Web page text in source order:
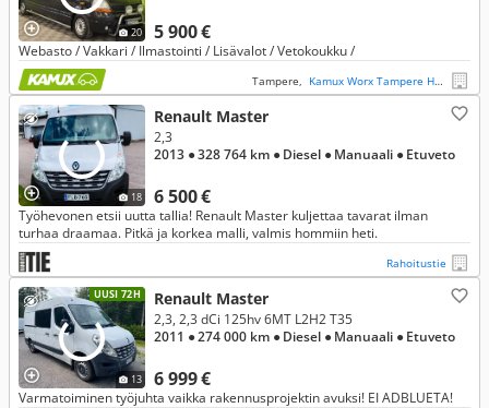
20 5 900 €
Webasto / Vakkari / Ilmastointi / Lisävalot / Vetokoukku /
Tampere, Kamux Worx Tampere Hyötyautot
18
Renault Master
6 500 €
2,3
2013 ● 328 764 km ● Diesel ● Manuaali ● Etuveto
Työhevonen etsii uutta tallia! Renault Master kuljettaa tavarat ilman
turhaa draamaa. Pitkä ja korkea malli, valmis hommiin heti.
Rahoitustie
UUSI 72H
13
Renault Master
6 999 €
2,3, 2,3 dCi 125hv 6MT L2H2 T35
2011 ● 274 000 km ● Diesel ● Manuaali ● Etuveto
Varmatoiminen työjuhta vaikka rakennusprojektin avuksi! EI ADBLUETA!